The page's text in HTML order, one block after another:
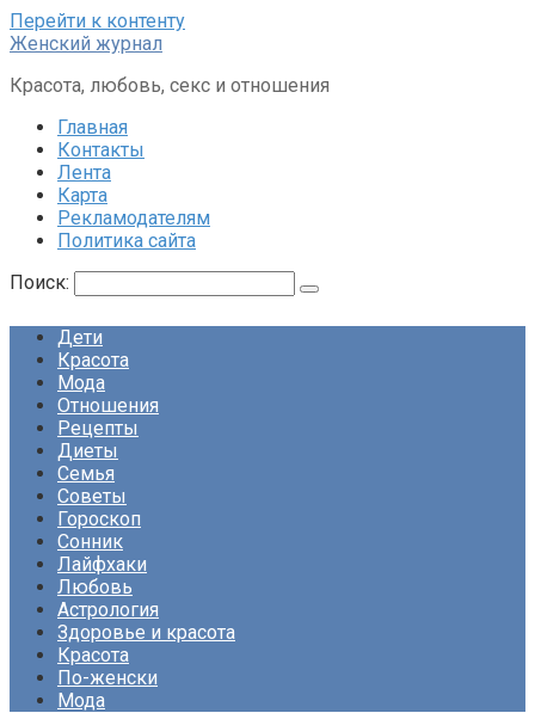
Перейти к контенту
Женский журнал
Красота, любовь, секс и отношения
Главная
Контакты
Лента
Карта
Рекламодателям
Политика сайта
Поиск:
Дети
Красота
Мода
Отношения
Рецепты
Диеты
Семья
Советы
Гороскоп
Сонник
Лайфхаки
Любовь
Астрология
Здоровье и красота
Красота
По-женски
Мода